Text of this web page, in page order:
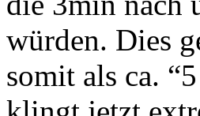
würden. Dies
somit als ca.